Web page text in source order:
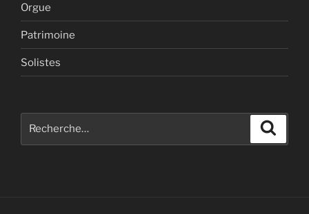
Orgue
Patrimoine
Solistes